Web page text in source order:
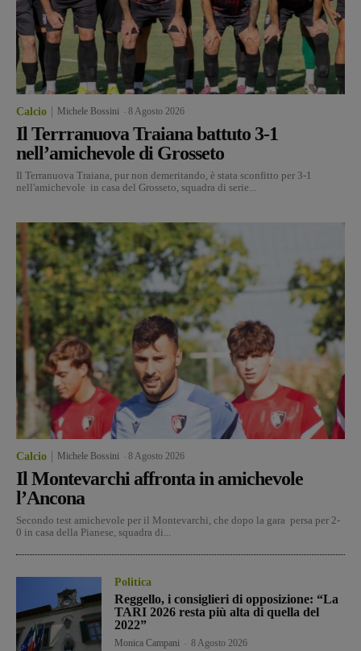
Calcio Michele Bossini 8 Agosto 2026
Il Terrranuova Traiana battuto 3-1
nell’amichevole di Grosseto
Il Terranuova Traiana, pur non demeritando, è stata sconfitto per 3-1
nell'amichevole in casa del Grosseto, squadra di serie...
Calcio Michele Bossini 8 Agosto 2026
Il Montevarchi affronta in amichevole
l’Ancona
Secondo test amichevole per il Montevarchi, che dopo la gara persa per 2-
0 in casa della Pianese, squadra di...
Politica
Reggello, i consiglieri di opposizione: “La
TARI 2026 resta più alta di quella del
2022”
Monica Campani 8 Agosto 2026